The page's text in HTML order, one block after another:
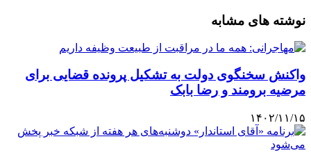
نوشته های مشابه
واکنش سخنگوی دولت به تشکیل پرونده قضایی برای
مرضیه برومند و رضا بابک
۱۴۰۲/۱۱/۱۵